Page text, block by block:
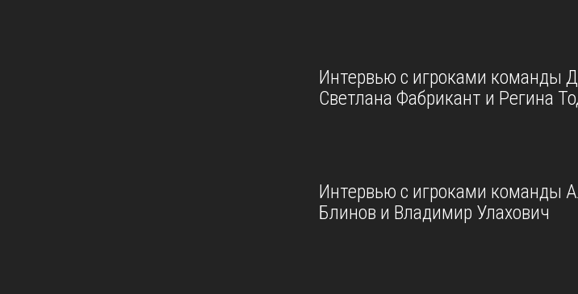
Интервью с игроками команды
Светлана Фабрикант и Регина
Интервью с игроками команды
Блинов и Владимир Улахович